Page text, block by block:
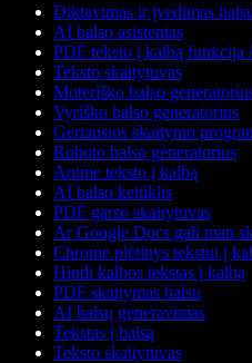
Diktavimas ir įvedimas
AI balso asistentas
PDF teksto į kalbą funkcija
Teksto skaitytuvas
Moteriško balso
Vyriško balso generatorius
Geriausios skaitymo
Roboto balso generatorius
Anime teksto į kalbą
AI balso keitiklis
PDF garso skaitytuvas
Ar Google Docs gali man
Chrome plėtinys tekstui į
Hindi kalbos tekstas į kalbą
PDF skaitymas balsu
AI balsų generavimas
Tekstas į balsą
Teksto skaitytuvas